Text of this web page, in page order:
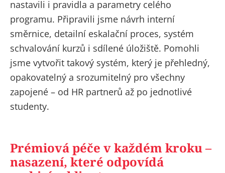
nastavili i pravidla a parametry celého
programu. Připravili jsme návrh interní
směrnice, detailní eskalační proces, systém
schvalování kurzů i sdílené úložiště. Pomohli
jsme vytvořit takový systém, který je přehledný,
opakovatelný a srozumitelný pro všechny
zapojené – od HR partnerů až po jednotlivé
studenty.
Prémiová péče v každém kroku –
nasazení, které odpovídá